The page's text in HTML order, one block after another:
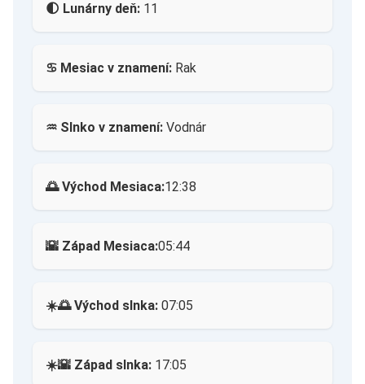
🌓 Lunárny deň: 11
♋ Mesiac v znamení: Rak
♒ Slnko v znamení: Vodnár
🌅 Východ Mesiaca:12:38
🌇 Západ Mesiaca:05:44
☀️🌅 Východ slnka: 07:05
☀️🌇 Západ slnka: 17:05